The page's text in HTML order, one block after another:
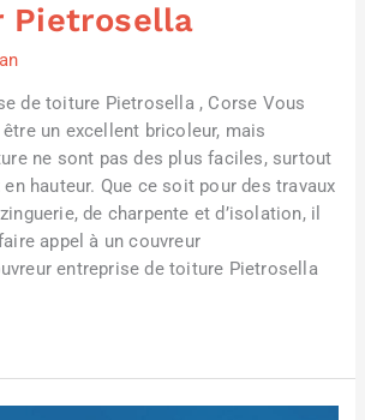
Pietrosella
de toiture Pietrosella , Corse Vous
un excellent bricoleur, mais
ne sont pas des plus faciles, surtout
hauteur. Que ce soit pour des travaux
de charpente et d’isolation, il
appel à un couvreur
entreprise de toiture Pietrosella